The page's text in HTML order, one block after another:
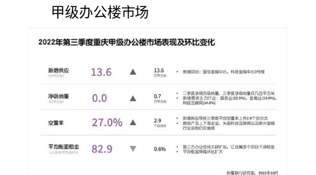
甲级办公楼市场